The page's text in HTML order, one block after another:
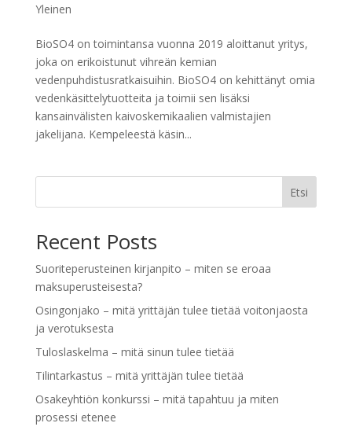
Yleinen
BioSO4 on toimintansa vuonna 2019 aloittanut yritys,
joka on erikoistunut vihreän kemian
vedenpuhdistusratkaisuihin. BioSO4 on kehittänyt omia
vedenkäsittelytuotteita ja toimii sen lisäksi
kansainvälisten kaivoskemikaalien valmistajien
jakelijana. Kempeleestä käsin...
Etsi
Recent Posts
Suoriteperusteinen kirjanpito – miten se eroaa
maksuperusteisesta?
Osingonjako – mitä yrittäjän tulee tietää voitonjaosta
ja verotuksesta
Tuloslaskelma – mitä sinun tulee tietää
Tilintarkastus – mitä yrittäjän tulee tietää
Osakeyhtiön konkurssi – mitä tapahtuu ja miten
prosessi etenee